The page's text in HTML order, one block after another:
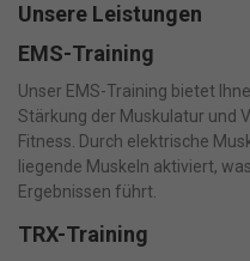
Unsere Leistungen
EMS-Training
Unser EMS-Training bietet
Stärkung der Muskulatur und
Fitness. Durch elektrische
liegende Muskeln aktiviert,
Ergebnissen führt.
TRX-Training